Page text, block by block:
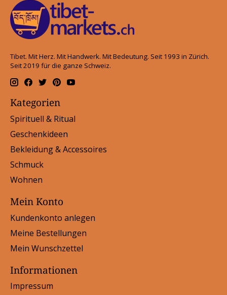
Tibet. Mit Herz. Mit Handwerk. Mit Bedeutung. Seit 1993 in Zürich.
Seit 2019 für die ganze Schweiz.
Kategorien
Spirituell & Ritual
Geschenkideen
Bekleidung & Accessoires
Schmuck
Wohnen
Mein Konto
Kundenkonto anlegen
Meine Bestellungen
Mein Wunschzettel
Informationen
Impressum